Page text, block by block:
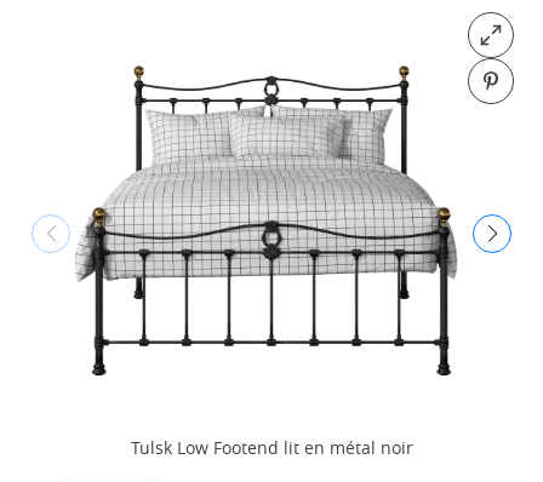
Open
Pin
Tulsk Low Footend lit en métal noir